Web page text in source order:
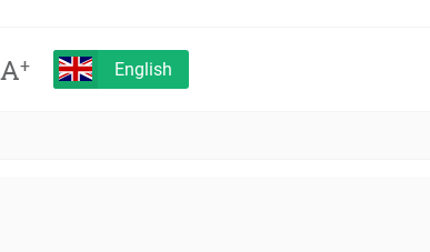
A+ English